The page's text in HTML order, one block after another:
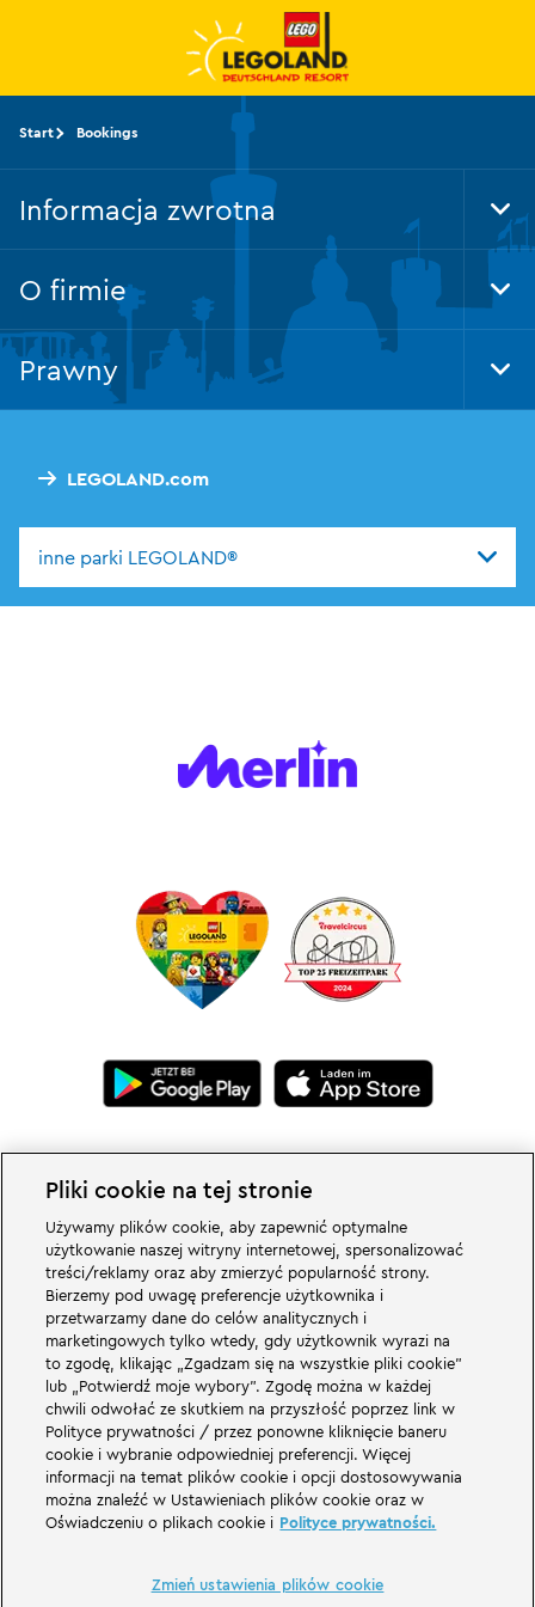
treści
LEGOLAND.com
inne parki LEGOLAND®
Start Bookings
Informacja zwrotna
O firmie
Prawny
Wspaniałe rzeczy czekają na Was w rodzinnym parku rozrywki LEGOLAND w
Niemczech i jego światach tematycznych. Przeżyjcie ekscytujące atrakcje i
mnóstwo zabawy z LEGO® LEGOLAND w Niemczech to park rozrywki dla
rodzin z dziećmi w wieku od 2 do 12 lat. Park LEGOLAND znajduje się w
pobliżu Günzburga w Bawarii. LEGOLAND Deutschland to jeden z
największych parków rozrywki w Bawarii i jeden z najbardziej znanych i
popularnych parków rozrywki w Niemczech. Park rozrywki zapewni
wyjątkowe wrażenia dla dzieci i dorosłych oferując 68 atrakcji. W
LEGOLAND Resort oprócz parku rozrywki znajduje się również wioska
rycerskich, na kempingu, a także w beczkach kempingowych.
Zmień ustawienia plików cookie
Pliki cookie na tej stronie
Używamy plików cookie, aby zapewnić optymalne
użytkowanie naszej witryny internetowej, spersonalizować
treści/reklamy oraz aby zmierzyć popularność strony.
Bierzemy pod uwagę preferencje użytkownika i
przetwarzamy dane do celów analitycznych i
marketingowych tylko wtedy, gdy użytkownik wyrazi na
to zgodę, klikając „Zgadzam się na wszystkie pliki cookie”
lub „Potwierdź moje wybory”. Zgodę można w każdej
chwili odwołać ze skutkiem na przyszłość poprzez link w
Polityce prywatności / przez ponowne kliknięcie baneru
cookie i wybranie odpowiedniej preferencji. Więcej
informacji na temat plików cookie i opcji dostosowywania
można znaleźć w Ustawieniach plików cookie oraz w
Oświadczeniu o plikach cookie i Polityce prywatności.
Zmień ustawienia plików cookie